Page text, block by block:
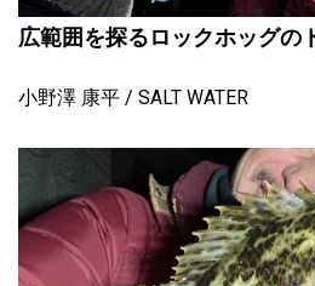
広範囲を探るロックホッグの
小野澤 康平 SALT WATER